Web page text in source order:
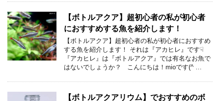
【ボトルアクア】超初心者の私が初心者
におすすめする魚を紹介します！
【ボトルアクア】超初心者の私が初心者におすすめ
する魚を紹介します！ それは『アカヒレ』です☟
『アカヒレ』は『ボトルアクア』では有名なお魚で
はないでしょうか？ こんにちは！mioです(^ …
【ボトルアクアリウム】でおすすめのボ